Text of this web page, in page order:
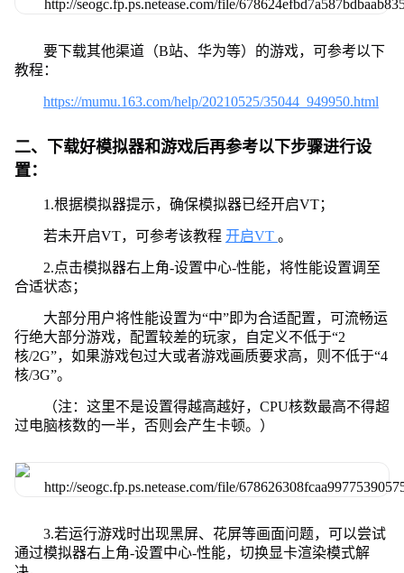
要下载其他渠道（B站、华为等）的游戏，可参考以下
教程：
https://mumu.163.com/help/20210525/35044_949950.html
二、下载好模拟器和游戏后再参考以下步骤进行设
置：
1.根据模拟器提示，确保模拟器已经开启VT；
若未开启VT，可参考该教程 开启VT 。
2.点击模拟器右上角-设置中心-性能，将性能设置调至
合适状态；
大部分用户将性能设置为“中”即为合适配置，可流畅运
行绝大部分游戏，配置较差的玩家，自定义不低于“2
核/2G”，如果游戏包过大或者游戏画质要求高，则不低于“4
核/3G”。
（注：这里不是设置得越高越好，CPU核数最高不得超
过电脑核数的一半，否则会产生卡顿。）
3.若运行游戏时出现黑屏、花屏等画面问题，可以尝试
通过模拟器右上角-设置中心-性能，切换显卡渲染模式解